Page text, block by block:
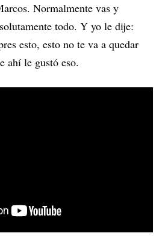
Normalmente vas y
todo. Y yo le dije:
esto, esto no te va a quedar
ahí le gustó eso.